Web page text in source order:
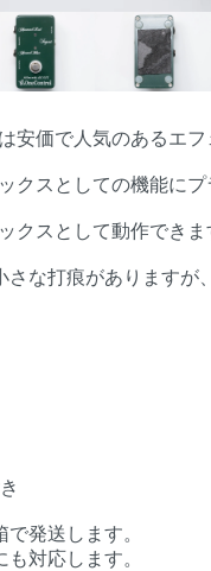
安価で人気のあるエフ
クスとしての機能に
クスとして動作できま
さな打痕がありますが
発送します。
対応します。